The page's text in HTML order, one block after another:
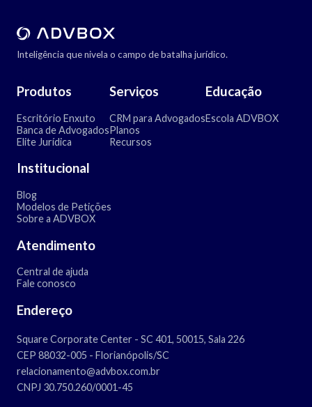
Inteligência que nivela o campo de batalha jurídico.
Produtos
Escritório Enxuto
Banca de Advogados
Elite Jurídica
Serviços
CRM para Advogados
Planos
Recursos
Educação
Escola ADVBOX
Institucional
Blog
Modelos de Petições
Sobre a ADVBOX
Atendimento
Central de ajuda
Fale conosco
Endereço
Square Corporate Center - SC 401, 50015, Sala 226
CEP 88032-005 - Florianópolis/SC
relacionamento@advbox.com.br
CNPJ 30.750.260/0001-45